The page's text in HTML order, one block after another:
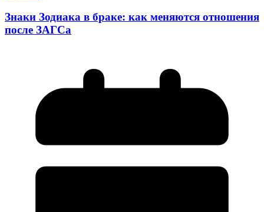
Знаки Зодиака в браке: как меняются отношения
после ЗАГСа